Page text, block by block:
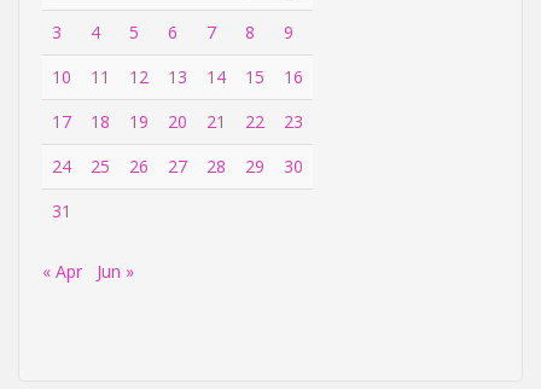
3
4 5 6 7 8
9
10
11 12 13 14 15
16
17
18 19 20 21 22
23
24
25 26 27 28 29
30
31
« Apr Jun »